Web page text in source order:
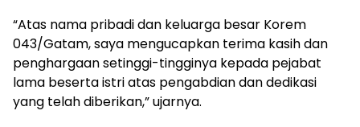
“Atas nama pribadi dan keluarga besar Korem
043/Gatam, saya mengucapkan terima kasih dan
penghargaan setinggi-tingginya kepada pejabat
lama beserta istri atas pengabdian dan dedikasi
yang telah diberikan,” ujarnya.